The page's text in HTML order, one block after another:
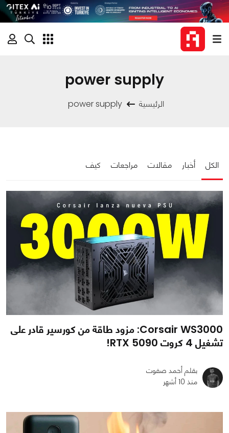
power supply
الرئيسية power supply
الكل أخبار مقالات مراجعات كيف
0
Corsair WS3000: مزود طاقة من كورسير قادر على
تشغيل 4 كروت RTX 5090!
بقلم أحمد صفوت
منذ 10 أشهر